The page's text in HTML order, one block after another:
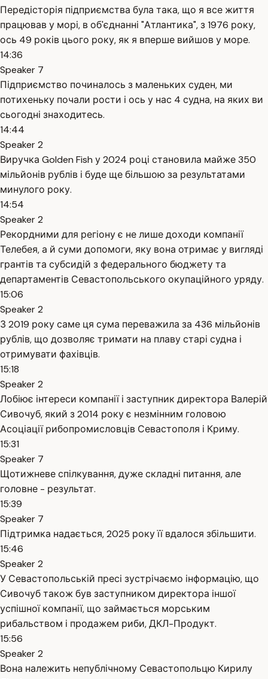
Передісторія підприємства була така, що я все життя
працював у морі, в об'єднанні "Атлантика", з 1976 року,
ось 49 років цього року, як я вперше вийшов у море.
14:36
Speaker 7
Підприємство починалось з маленьких суден, ми
потихеньку почали рости і ось у нас 4 судна, на яких ви
сьогодні знаходитесь.
14:44
Speaker 2
Виручка Golden Fish у 2024 році становила майже 350
мільйонів рублів і буде ще більшою за результатами
минулого року.
14:54
Speaker 2
Рекордними для регіону є не лише доходи компанії
Телебея, а й суми допомоги, яку вона отримає у вигляді
грантів та субсидій з федерального бюджету та
департаментів Севастопольського окупаційного уряду.
15:06
Speaker 2
З 2019 року саме ця сума переважила за 436 мільйонів
рублів, що дозволяє тримати на плаву старі судна і
отримувати фахівців.
15:18
Speaker 2
Лобіює інтереси компанії і заступник директора Валерій
Сивочуб, який з 2014 року є незмінним головою
Асоціації рибопромисловців Севастополя і Криму.
15:31
Speaker 7
Щотижневе спілкування, дуже складні питання, але
головне - результат.
15:39
Speaker 7
Підтримка надається, 2025 року її вдалося збільшити.
15:46
Speaker 2
У Севастопольській пресі зустрічаємо інформацію, що
Сивочуб також був заступником директора іншої
успішної компанії, що займається морським
рибальством і продажем риби, ДКЛ-Продукт.
15:56
Speaker 2
Вона належить непублічному Севастопольцю Кирилу